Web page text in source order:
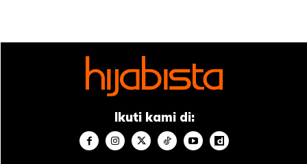
Ads
Kita boleh menyemak arah kiblat dengan menggunakan
Ikuti kami di: